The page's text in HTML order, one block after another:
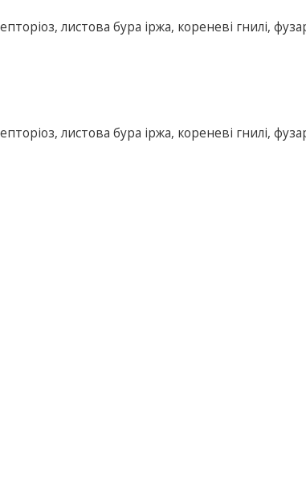
листова бура іржа, кореневі гнилі,
листова бура іржа, кореневі гнилі,